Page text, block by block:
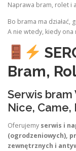
Naprawa bram, rolet i
Bo brama ma działać,
A nie wtedy, kiedy ona
Bram,
Serwis bram
Nice, Came,
Oferujemy serwis i
(ogrodzeniowych),
zewnętrznych i